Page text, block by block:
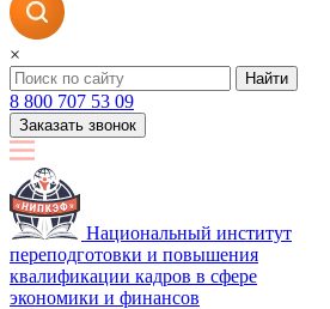
×
Найти
8 800 707 53 09
Заказать звонок
Национальный институт
переподготовки и повышения
квалификации кадров в сфере
экономики и финансов